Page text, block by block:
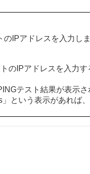
のIPアドレスを入力し
のIPアドレスを入力す
テスト結果が表示
という表示があれば